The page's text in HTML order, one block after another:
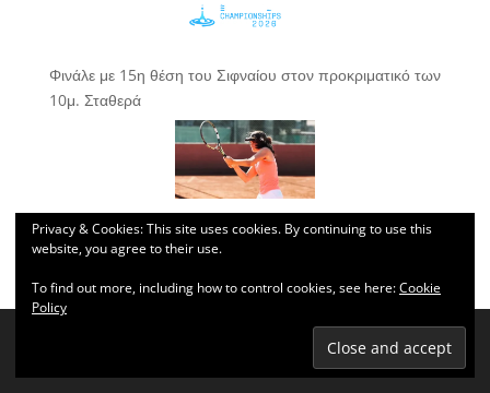
Φινάλε με 15η θέση του Σιφναίου στον προκριματικό των
10μ. Σταθερά
8άδα στο Neocom Open η Ουσταμπασίδου
Privacy & Cookies: This site uses cookies. By continuing to use this
website, you agree to their use.
To find out more, including how to control cookies, see here:Cookie
Policy